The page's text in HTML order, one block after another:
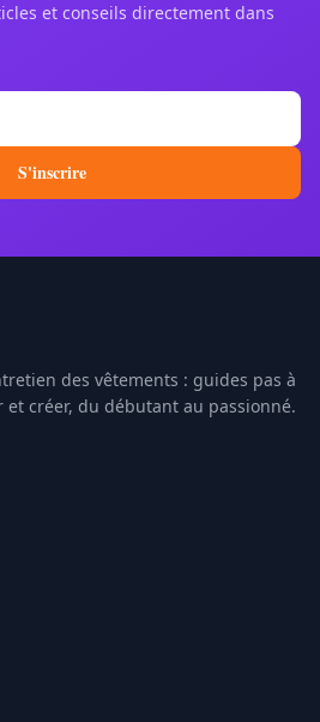
et conseils directement dans
S'inscrire
des vêtements : guides pas à
créer, du débutant au passionné.